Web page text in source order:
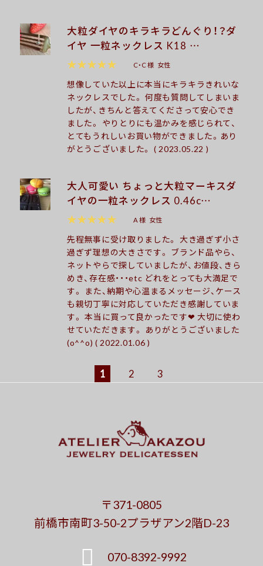
大粒ダイヤのキラキラどんぐり！？ダ
イヤ 一粒ネックレス K18 …
★★★★★
C・C 様 女性
想像していた以上に本当にキラキラきれいな
ネックレスでした。 何度も質問してしまいま
したが、きちんと答えてくださって安心でき
ました。 やりとりにも温かみを感じられて、
とてもうれしいお買い物ができました。あり
がとうございました。 ( 2023.05.22 )
大人可愛い ちょっと大粒マーキスダ
イヤの一粒ネックレス 0.46c…
★★★★★
A 様 女性
先程無事に受け取りました。 大き過ぎず小さ
過ぎず理想の大きさです。 ブランド品やら、
ネットやらで探していましたが、お値段、きら
めき、存在感・・・etc どれをとっても大満足で
す。 また、納期や心温まるメッセージ、ケース
も親切丁寧に対応していただき感謝していま
す。 本当に買って良かったです❤︎ 大切に使わ
せていただきます。 ありがとうございました
(o^^o) ( 2022.01.06 )
1 2 3
〒371-0805
前橋市南町3-50-2プラザアン2階D-23
070-8392-9992